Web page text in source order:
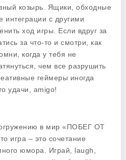
козырь. Ящики, обходные
с другими
ход игры. Если вдруг за
за что-то и смотри, как
когда у тебя не
чем все разрушить
геймеры иногда
удачи, amigo!
в мир «ПОБЕГ ОТ
игра – это сочетание
юмора. Играй, laugh,